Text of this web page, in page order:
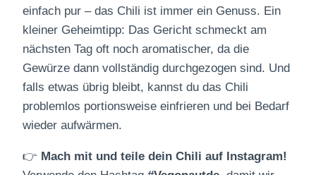
einfach pur – das Chili ist immer ein Genuss. Ein
kleiner Geheimtipp: Das Gericht schmeckt am
nächsten Tag oft noch aromatischer, da die
Gewürze dann vollständig durchgezogen sind. Und
falls etwas übrig bleibt, kannst du das Chili
problemlos portionsweise einfrieren und bei Bedarf
wieder aufwärmen.
👉 Mach mit und teile dein Chili auf Instagram!